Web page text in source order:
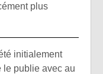
plus
initialement
le publie avec au